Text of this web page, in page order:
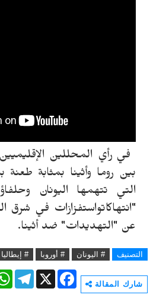
في رأي المحللين
بين روما وأثينا بمثابة
التي تتهمها اليونان
"انتهاكاتواستفزازات في شرق
عن "التهديدات" ضد أثينا.
التصنيف # اليونان # أوروبا # إيطاليا
شارك المقالة
W
h
T
e
X
F
a